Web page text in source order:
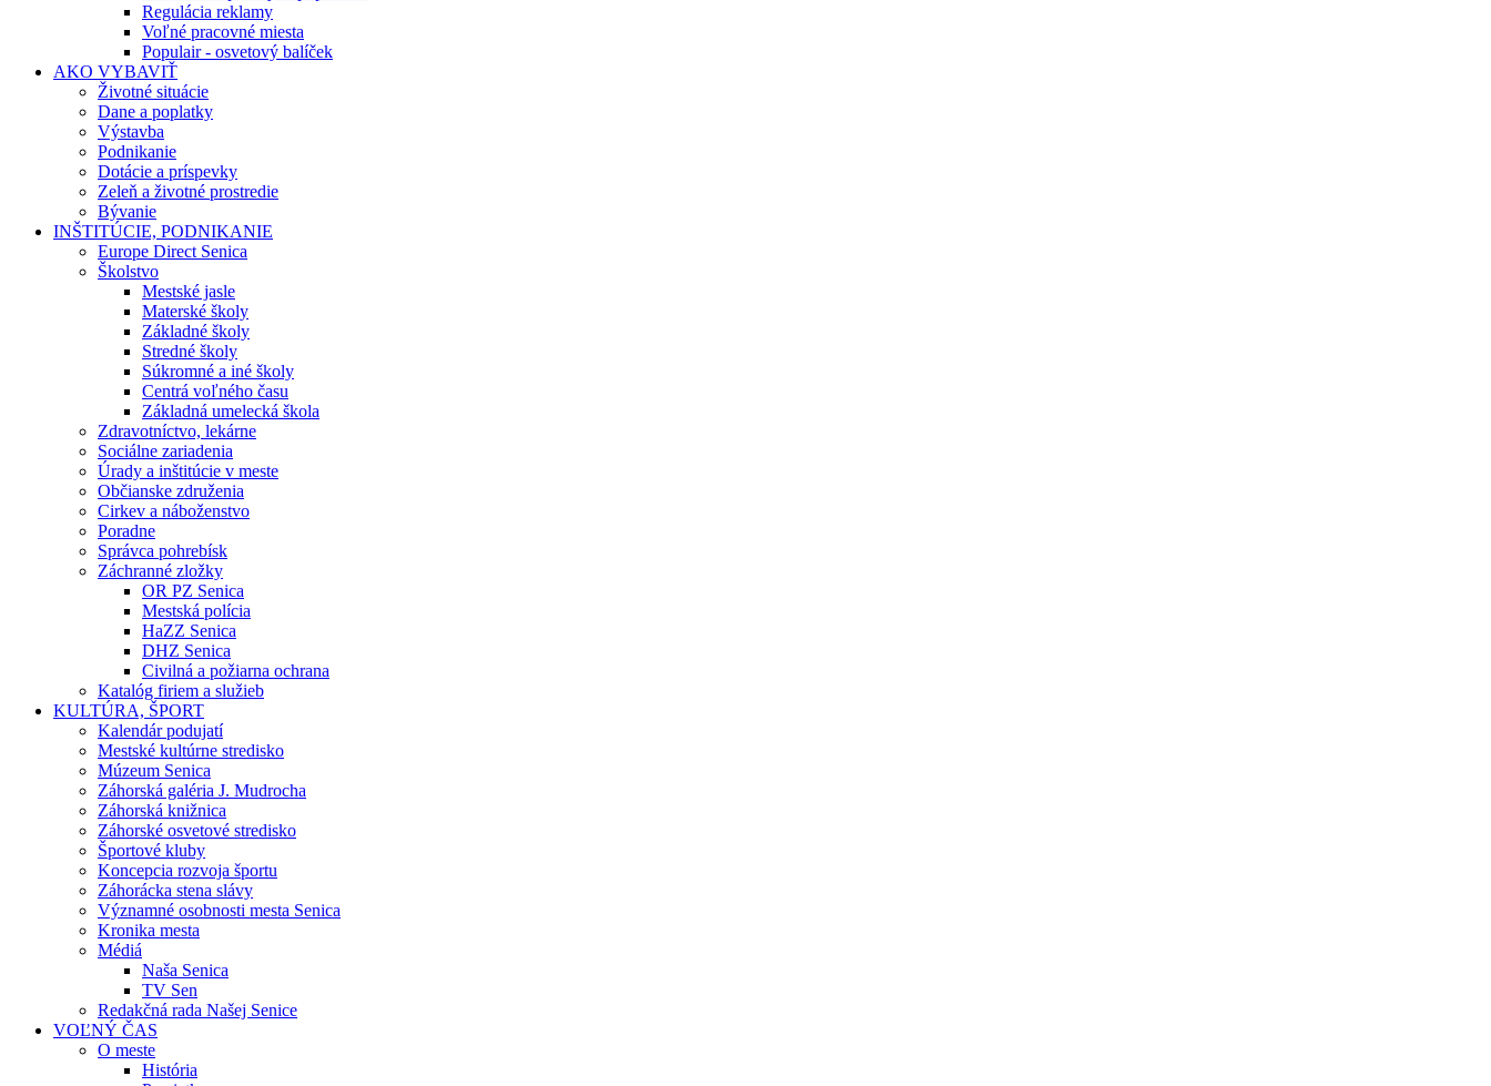
Regulácia reklamy
Voľné pracovné miesta
Populair - osvetový balíček
AKO VYBAVIŤ
Životné situácie
Dane a poplatky
Výstavba
Podnikanie
Dotácie a príspevky
Zeleň a životné prostredie
Bývanie
INŠTITÚCIE, PODNIKANIE
Europe Direct Senica
Školstvo
Mestské jasle
Materské školy
Základné školy
Stredné školy
Súkromné a iné školy
Centrá voľného času
Základná umelecká škola
Zdravotníctvo, lekárne
Sociálne zariadenia
Úrady a inštitúcie v meste
Občianske združenia
Cirkev a náboženstvo
Poradne
Správca pohrebísk
Záchranné zložky
OR PZ Senica
Mestská polícia
HaZZ Senica
DHZ Senica
Civilná a požiarna ochrana
Katalóg firiem a služieb
KULTÚRA, ŠPORT
Kalendár podujatí
Mestské kultúrne stredisko
Múzeum Senica
Záhorská galéria J. Mudrocha
Záhorská knižnica
Záhorské osvetové stredisko
Športové kluby
Koncepcia rozvoja športu
Záhorácka stena slávy
Významné osobnosti mesta Senica
Kronika mesta
Médiá
Naša Senica
TV Sen
Redakčná rada Našej Senice
VOĽNÝ ČAS
O meste
História